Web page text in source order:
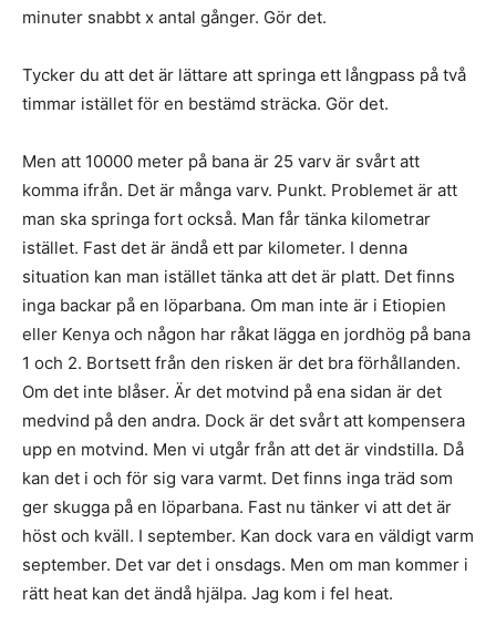
minuter snabbt x antal gånger. Gör det.
Tycker du att det är lättare att springa ett långpass på två
timmar istället för en bestämd sträcka. Gör det.
Men att 10000 meter på bana är 25 varv är svårt att
komma ifrån. Det är många varv. Punkt. Problemet är att
man ska springa fort också. Man får tänka kilometrar
istället. Fast det är ändå ett par kilometer. I denna
situation kan man istället tänka att det är platt. Det finns
inga backar på en löparbana. Om man inte är i Etiopien
eller Kenya och någon har råkat lägga en jordhög på bana
1 och 2. Bortsett från den risken är det bra förhållanden.
Om det inte blåser. Är det motvind på ena sidan är det
medvind på den andra. Dock är det svårt att kompensera
upp en motvind. Men vi utgår från att det är vindstilla. Då
kan det i och för sig vara varmt. Det finns inga träd som
ger skugga på en löparbana. Fast nu tänker vi att det är
höst och kväll. I september. Kan dock vara en väldigt varm
september. Det var det i onsdags. Men om man kommer i
rätt heat kan det ändå hjälpa. Jag kom i fel heat.